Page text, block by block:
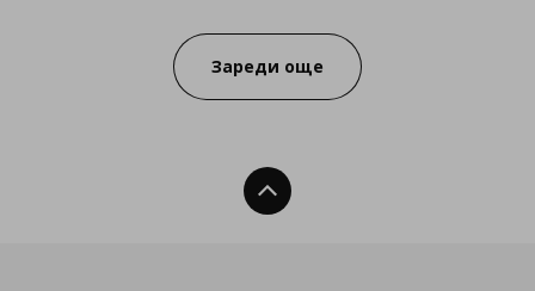
Зареди още
Нагоре